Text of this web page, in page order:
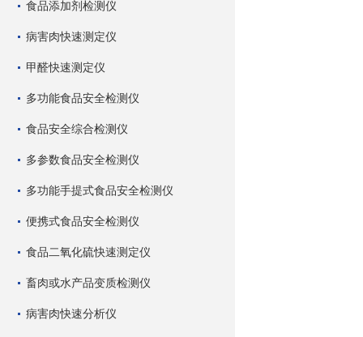
食品添加剂检测仪
病害肉快速测定仪
甲醛快速测定仪
多功能食品安全检测仪
食品安全综合检测仪
多参数食品安全检测仪
多功能手提式食品安全检测仪
便携式食品安全检测仪
食品二氧化硫快速测定仪
畜肉或水产品变质检测仪
病害肉快速分析仪